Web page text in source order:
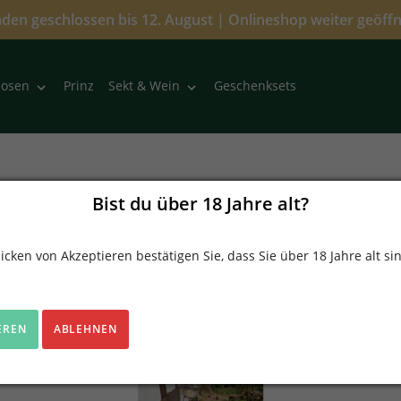
Bist du über 18 Jahre alt?
von Akzeptieren bestätigen Sie, dass Sie über 18 Jahre alt
ABLEHNEN
geschlossen bis 12. August | Onlineshop weiter
Prinz Sekt & Wein Geschenksets
S
m
Gin
AUSVERKAUFT